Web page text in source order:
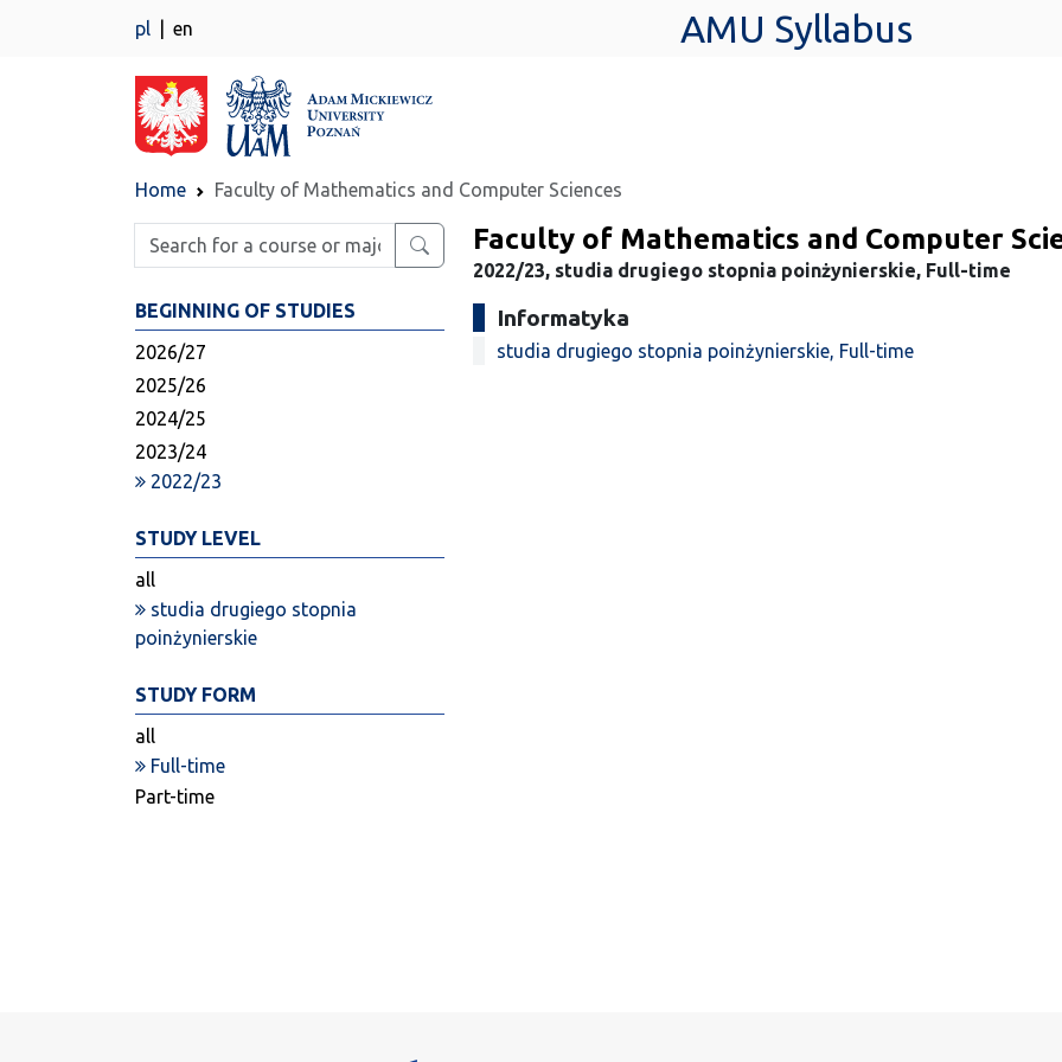
pl en AMU Syllabus
Home Faculty of Mathematics and Computer Sciences
Enter search phrase
BEGINNING OF STUDIES
2026/27
2025/26
2024/25
2023/24
2022/23
STUDY LEVEL
all
studia drugiego stopnia
poinżynierskie
STUDY FORM
all
Full-time
Part-time
Faculty of Mathematics and Computer
2022/23, studia drugiego stopnia poinżynierskie, Full-time
Informatyka
studia drugiego stopnia poinżynierskie, Full-time